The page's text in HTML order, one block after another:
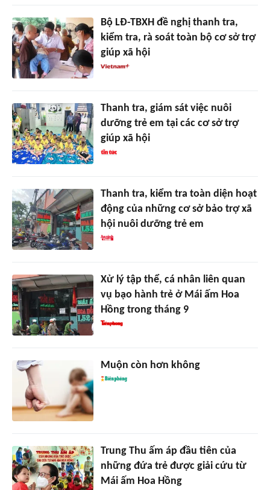
Bộ LĐ-TBXH đề nghị thanh tra,
kiểm tra, rà soát toàn bộ cơ sở trợ
giúp xã hội
Thanh tra, giám sát việc nuôi
dưỡng trẻ em tại các cơ sở trợ
giúp xã hội
Thanh tra, kiểm tra toàn diện hoạt
động của những cơ sở bảo trợ xã
hội nuôi dưỡng trẻ em
Xử lý tập thể, cá nhân liên quan
vụ bạo hành trẻ ở Mái ấm Hoa
Hồng trong tháng 9
Muộn còn hơn không
Trung Thu ấm áp đầu tiên của
những đứa trẻ được giải cứu từ
Mái ấm Hoa Hồng